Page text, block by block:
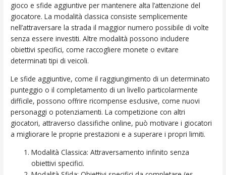
gioco e sfide aggiuntive per mantenere alta l’attenzione del
giocatore. La modalità classica consiste semplicemente
nell’attraversare la strada il maggior numero possibile di volte
senza essere investiti. Altre modalità possono includere
obiettivi specifici, come raccogliere monete o evitare
determinati tipi di veicoli.
Le sfide aggiuntive, come il raggiungimento di un determinato
punteggio o il completamento di un livello particolarmente
difficile, possono offrire ricompense esclusive, come nuovi
personaggi o potenziamenti. La competizione con altri
giocatori, attraverso classifiche online, può motivare i giocatori
a migliorare le proprie prestazioni e a superare i propri limiti.
Modalità Classica: Attraversamento infinito senza
obiettivi specifici.